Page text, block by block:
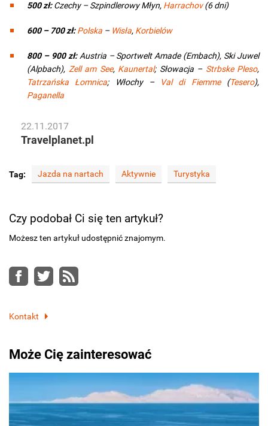
500 zł:Czechy – Szpindlerowy Młyn, Harrachov(6 dni)
600 – 700 zł: Polska – Wisła, Korbielów
800 – 900 zł:Austria – Sportwelt Amade (Embach), Ski Juwel
(Alpbach), Zell am See, Kaunertal; Słowacja – Strbske Pleso,
Tatrzańska Łomnica; Włochy – Val di Fiemme(Tesero),
Paganella
22.11.2017
Travelplanet.pl
Tag: Jazda na nartach Aktywnie Turystyka
Czy podobał Ci się ten artykuł?
Możesz ten artykuł udostępnić znajomym.
Facebook
Twitter
RSS
Kontakt
Może Cię zainteresować